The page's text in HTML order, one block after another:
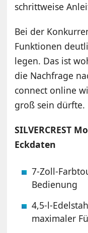
schrittweise
Bei der
Funktionen
legen. Das ist
die Nachfrage
connect online
groß sein dürfte.
SILVERCREST
Eckdaten
7-Zoll-
Bedienung
4,5-l-
maximaler